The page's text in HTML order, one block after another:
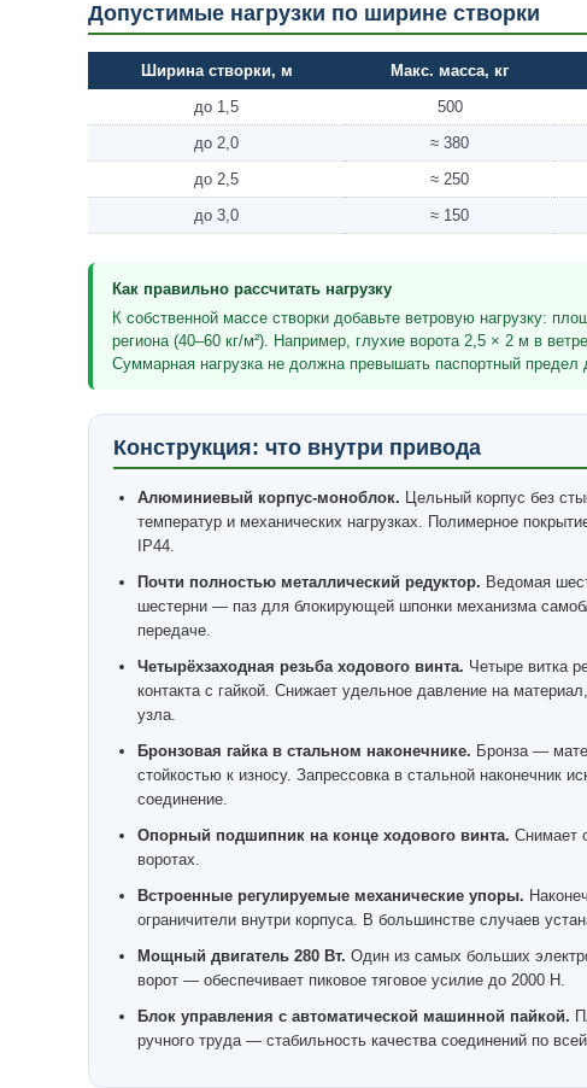
Допустимые нагрузки по ширине створки
Ширина створки, м Макс. масса, кг
до 1,5
500
до 2,0
≈ 380
до 2,5
≈ 250
до 3,0
≈ 150
Как правильно рассчитать нагрузку
К собственной массе створки добавьте ветровую нагрузку:
региона (40–60 кг/м²). Например, глухие ворота 2,5 × 2 м в
Суммарная нагрузка не должна превышать паспортный
Конструкция: что внутри привода
Алюминиевый корпус-моноблок. Цельный корпус без
температур и механических нагрузках. Полимерное
IP44.
Почти полностью металлический редуктор. Ведомая
шестерни — паз для блокирующей шпонки механизма
передаче.
Четырёхзаходная резьба ходового винта. Четыре витка
контакта с гайкой. Снижает удельное давление на
узла.
Бронзовая гайка в стальном наконечнике. Бронза —
стойкостью к износу. Запрессовка в стальной наконечник
соединение.
Опорный подшипник на конце ходового винта. Снимает
воротах.
Встроенные регулируемые механические упоры.
ограничители внутри корпуса. В большинстве случаев
Мощный двигатель 280 Вт. Один из самых больших
ворот — обеспечивает пиковое тяговое усилие до 2000 Н.
Блок управления с автоматической машинной пайкой.
ручного труда — стабильность качества соединений по